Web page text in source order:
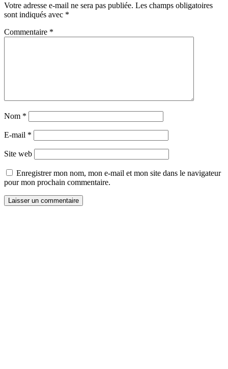
Votre adresse e-mail ne sera pas publiée. Les champs obligatoires
sont indiqués avec *
Commentaire *
Nom *
E-mail *
Site web
Enregistrer mon nom, mon e-mail et mon site dans le navigateur
pour mon prochain commentaire.